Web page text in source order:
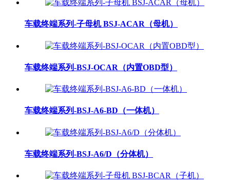
车载终端系列-子母机 BSJ-ACAR（母机）
车载终端系列-BSJ-OCAR（内置OBD型）
车载终端系列-BSJ-A6-BD（一体机）
车载终端系列-BSJ-A6/D（分体机）